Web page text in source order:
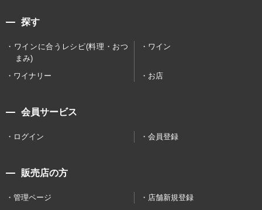
探す
ワインに合うレシピ(料理・おつ
まみ)
ワイン
ワイナリー お店
会員サービス
ログイン 会員登録
販売店の方
管理ページ 店舗新規登録